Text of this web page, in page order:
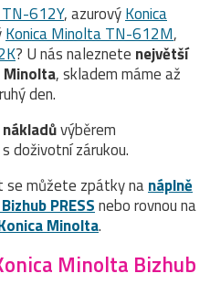
612Y, azurovýKonica
Konica Minolta TN-612M,
? U nás naleznete největší
Minolta, skladem máme až
den.
výběrem
s doživotní zárukou.
se můžete zpátky nanáplně
PRESSnebo rovnou na
Minolta.
Minolta Bizhub